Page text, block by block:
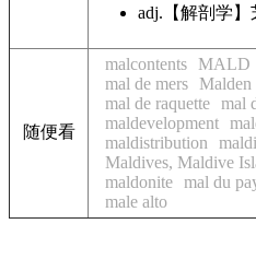
adj. 【解剖学
随便看
malcontents MALD
mal de mers
Malden
mal de raquette mal
maldevelopment
maldistribution
Maldives, Maldive
maldonite mal du
male alto